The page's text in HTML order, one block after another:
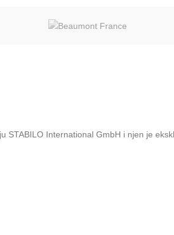
International GmbH i njen je